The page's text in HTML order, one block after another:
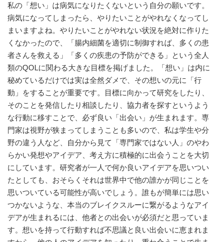
私の「想い」は病気になりたくないという自分の願いです。
病気になってしまったら、やりたいことがやれなくなってし
まいますよね。やりたいことがやれない状況を絶対に作りた
くなかったので、「腸内細菌を適切に制御すれば、多くの患
者さんを救える」「多くの疾患の予防ができる」という全人
類のQOLに関わる大きな目標を掲げました。「想い」は内に
秘めているだけでは実は全然ダメで、その想いの元に「行
動」をすることが重要です。目標に向かって研究をしたり、
そのことを発信したり相談したり、協力者を探すというよう
な行動に移すことで、必ず良い「出会い」が生まれます。専
門家は視野が狭まってしまうことも多いので、私は学生や分
野の違う人など、自分から見て「専門家ではない人」のやわ
らかい発想やアイデア、考え方に積極的に出会うことを大切
にしています。研究者が一人で何か良いアイデアを思いつい
たとしても、おそらくそれは世界中で他の誰かが同じことを
思いついている可能性が高いでしょう。誰もが簡単には思い
つかないような、本当のブレイクスルーに繋がるようなアイ
デアが生まれるには、他者との出会いが必須だと思っていま
す。想いを持って行動すれば不思議と良い出会いに恵まれま